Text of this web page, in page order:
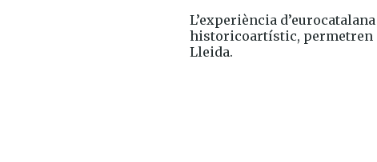
L’experiència
historicoartístic, permetren
Lleida.